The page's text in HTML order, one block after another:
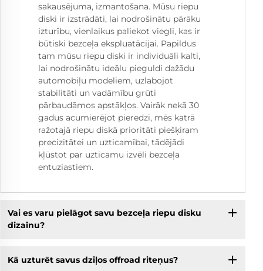
sakausējuma, izmantošana. Mūsu riepu
diski ir izstrādāti, lai nodrošinātu pārāku
izturību, vienlaikus paliekot viegli, kas ir
būtiski bezceļa ekspluatācijai. Papildus
tam mūsu riepu diski ir individuāli kalti,
lai nodrošinātu ideālu pieguldi dažādu
automobiļu modeliem, uzlabojot
stabilitāti un vadāmību grūti
pārbaudāmos apstākļos. Vairāk nekā 30
gadus acumierējot pieredzi, mēs katrā
ražotajā riepu diskā prioritāti piešķiram
precizitātei un uzticamībai, tādējādi
kļūstot par uzticamu izvēli bezceļa
entuziastiem.
Vai es varu pielāgot savu bezceļa riepu disku
dizainu?
Kā uzturēt savus dziļos offroad riteņus?